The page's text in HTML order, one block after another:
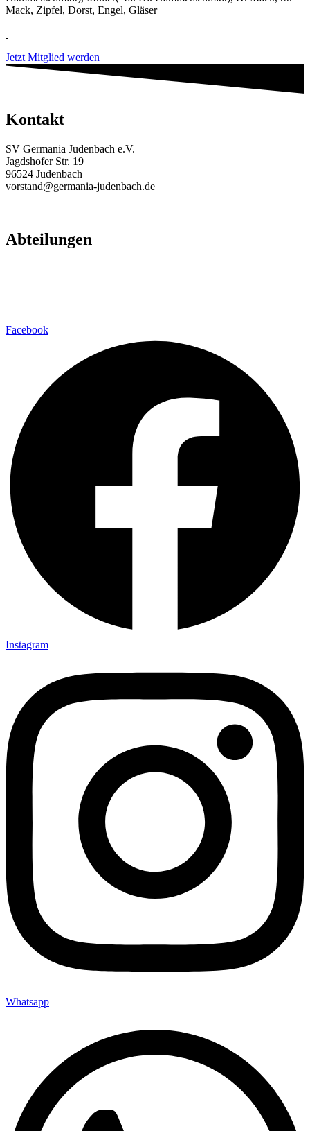
Mack, Zipfel, Dorst, Engel, Gläser
Jetzt Mitglied werden
Kontakt
SV Germania Judenbach e.V.
Jagdshofer Str. 19
96524 Judenbach
vorstand@germania-judenbach.de
Abteilungen
Facebook
Instagram
Whatsapp